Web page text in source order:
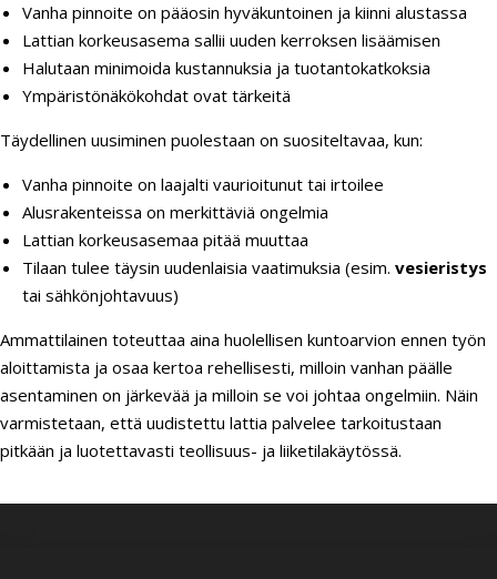
Vanha pinnoite on pääosin hyväkuntoinen ja kiinni alustassa
Lattian korkeusasema sallii uuden kerroksen lisäämisen
Halutaan minimoida kustannuksia ja tuotantokatkoksia
Ympäristönäkökohdat ovat tärkeitä
Täydellinen uusiminen puolestaan on suositeltavaa, kun:
Vanha pinnoite on laajalti vaurioitunut tai irtoilee
Alusrakenteissa on merkittäviä ongelmia
Lattian korkeusasemaa pitää muuttaa
Tilaan tulee täysin uudenlaisia vaatimuksia (esim. vesieristys
tai sähkönjohtavuus)
Ammattilainen toteuttaa aina huolellisen kuntoarvion ennen työn
aloittamista ja osaa kertoa rehellisesti, milloin vanhan päälle
asentaminen on järkevää ja milloin se voi johtaa ongelmiin. Näin
varmistetaan, että uudistettu lattia palvelee tarkoitustaan
pitkään ja luotettavasti teollisuus- ja liiketilakäytössä.